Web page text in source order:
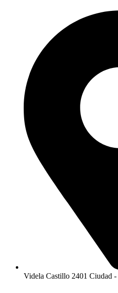
Videla Castillo 2401 Ciudad